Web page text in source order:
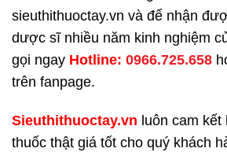
sieuthithuoctay.vn và để nhận
dược sĩ nhiều năm kinh nghiệm
gọi ngay Hotline: 0966.725.658
trên fanpage.
Sieuthithuoctay.vn luôn cam
thuốc thật giá tốt cho quý khách